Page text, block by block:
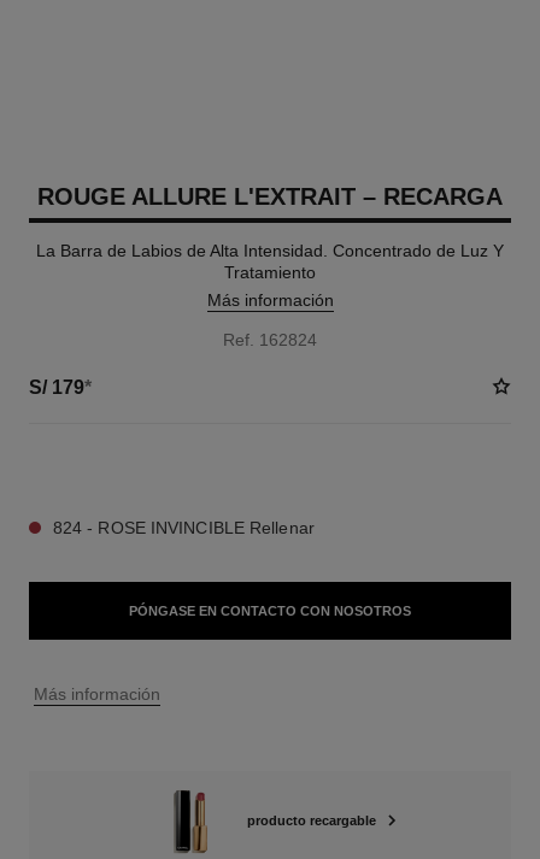
ROUGE ALLURE L'EXTRAIT – RECARGA
La Barra de Labios de Alta Intensidad. Concentrado de Luz Y
Tratamiento
Más información
Ref. 162824
S/ 179*
824 - ROSE INVINCIBLE Rellenar
PÓNGASE EN CONTACTO CON NOSOTROS
↩
Más información
producto recargable